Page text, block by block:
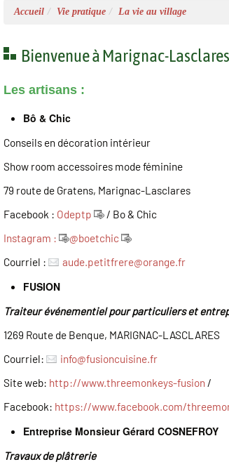
Accueil Vie pratique La vie au village
Bienvenue à Marignac-
Les artisans :
Bô & Chic
Conseils en décoration intérieur
Show room accessoires mode féminine
79 route de Gratens, Marignac-Lasclares
Facebook : Odeptp
/ Bo & Chic
Instagram :
@boetchic
Courriel :
aude.petitfrere@orange.fr
FUSION
Traiteur événementiel pour particuliers et
1269 Route de Benque, MARIGNAC-LASCLARES
Courriel:
info@fusioncuisine.fr
Site web: http://www.threemonkeys-fusion/
Facebook: https://www.facebook.com/
Entreprise Monsieur Gérard COSNEFROY
Travaux de plâtrerie